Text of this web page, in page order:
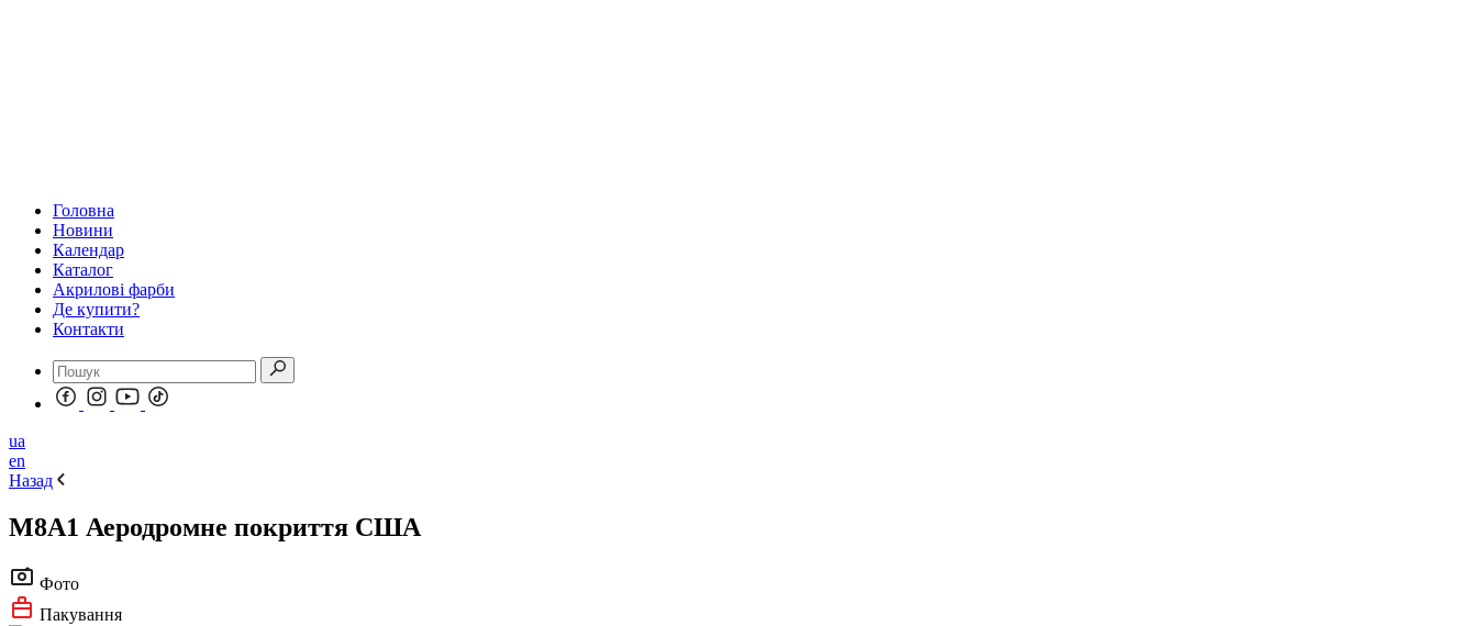
Головна
Новини
Календар
Каталог
Акрилові фарби
Де купити?
Контакти
ua
en
Назад
M8A1 Аеродромне покриття США
Фото
Пакування